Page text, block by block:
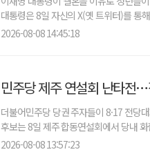
대통령은 8일 자신의 X(옛 트위터)를 통
2026-08-08 14:45:18
민주당 제주 연설회 난타전
더불어민주당 당권 주자들이 8·17 전당
후보는 8일 제주 합동연설회에서 당내
2026-08-08 13:57:23